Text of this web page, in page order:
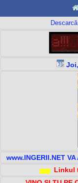
www.INGERII.NET
Linkul